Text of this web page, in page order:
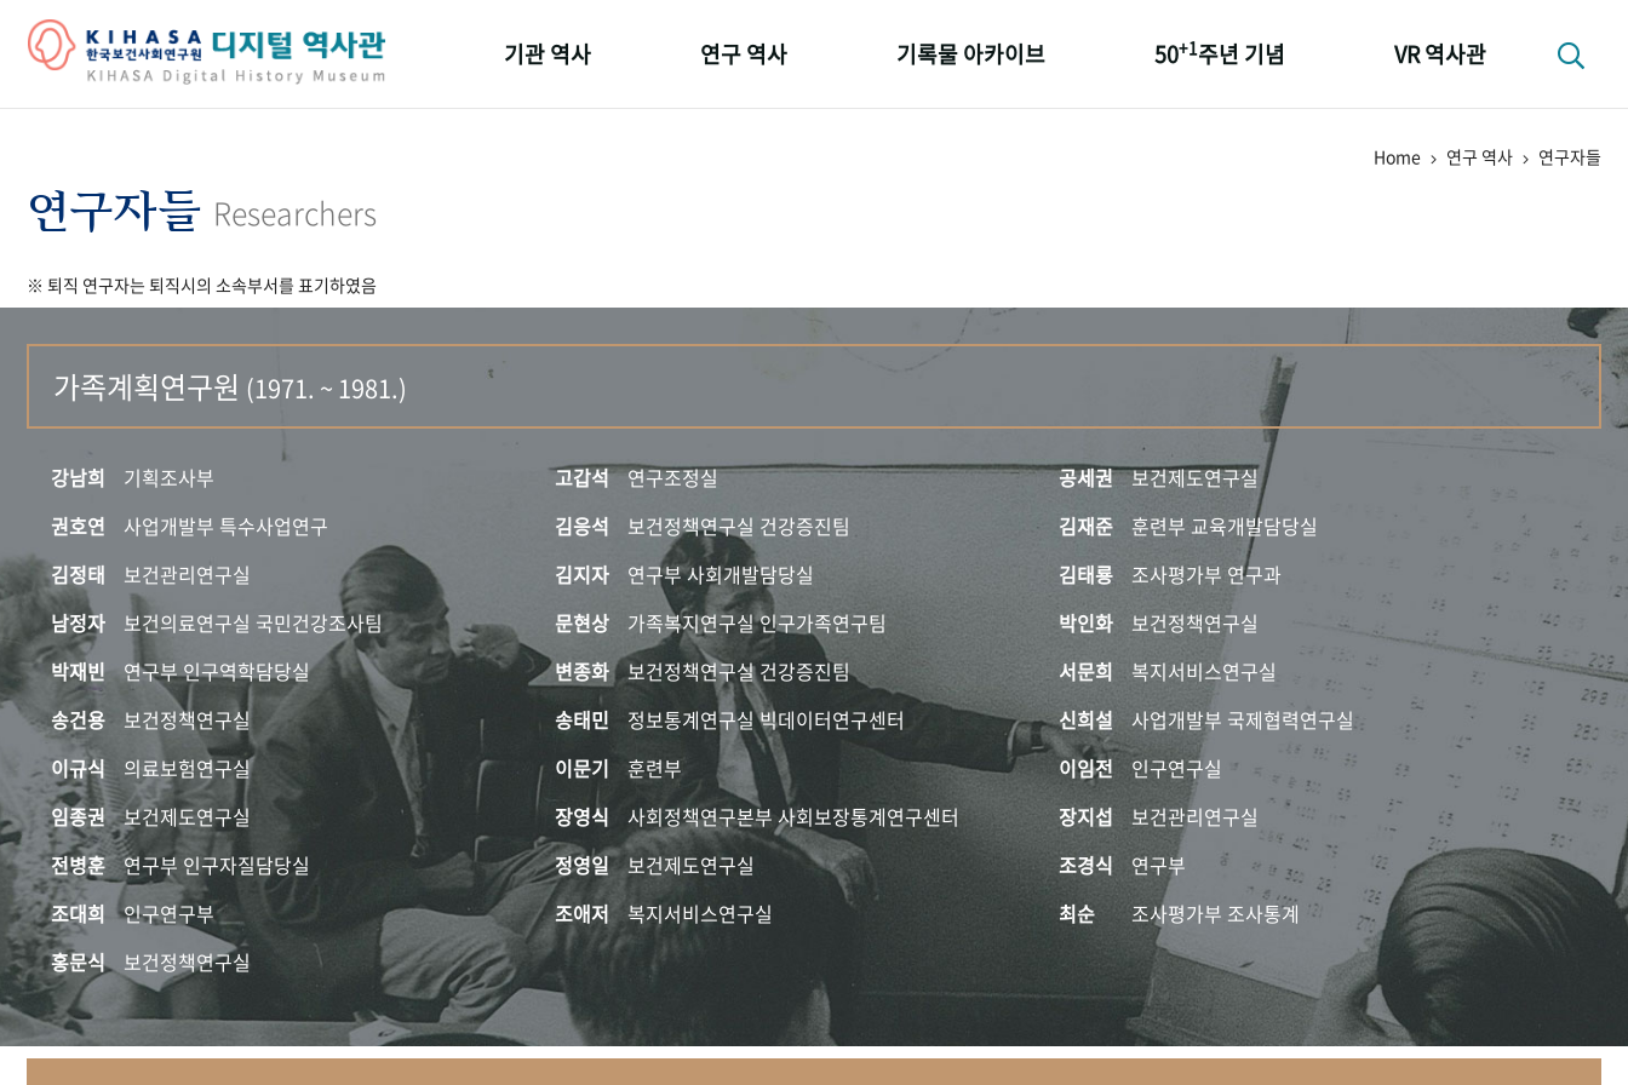
기관 역사 연구 역사 기록물 아카이브 50+1주년 기념 VR 역사관
Home 연구 역사 연구자들
연구자들 Researchers
※ 퇴직 연구자는 퇴직시의 소속부서를 표기하였음
가족계획연구원 (1971. ~ 1981.)
강남희 기획조사부 고갑석 연구조정실 공세권
보건제도연구실
권호연
사업개발부 특수사업연구 김응석 보건정책연구실 건강증진팀 김재준
훈련부 교육개발담당실
김정태
보건관리연구실 김지자 연구부 사회개발담당실 김태룡
조사평가부 연구과
남정자
보건의료연구실 국민건강조사팀 문현상 가족복지연구실 인구가족연구팀 박인화
보건정책연구실
박재빈
연구부 인구역학담당실 변종화 보건정책연구실 건강증진팀 서문희
복지서비스연구실
송건용
보건정책연구실 송태민 정보통계연구실 빅데이터연구센터 신희설
사업개발부 국제협력연구실
이규식
의료보험연구실 이문기 훈련부 이임전
인구연구실
임종권
보건제도연구실 장영식 사회정책연구본부 사회보장통계연구센터 장지섭
보건관리연구실
전병훈
연구부 인구자질담당실 정영일 보건제도연구실 조경식
연구부
조대희
인구연구부 조애저 복지서비스연구실 최순
조사평가부 조사통계
홍문식
보건정책연구실